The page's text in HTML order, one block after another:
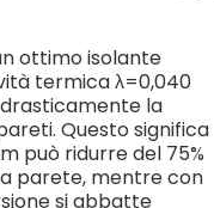
ottimo isolante
termica λ=0,040
la
Questo significa
può ridurre del 75%
parete, mentre con
si abbatte